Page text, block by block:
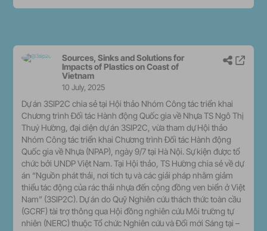
Sources, Sinks and Solutions for
Impacts of Plastics on Coast of
Vietnam
10 July, 2025
Share
Dự án 3SIP2C chia sẻ tại Hội thảo Nhóm Công tác triển khai
Chương trình Đối tác Hành động Quốc gia về Nhựa TS Ngô Thị
Thuý Hường, đại diện dự án 3SIP2C, vừa tham dự Hội thảo
Nhóm Công tác triển khai Chương trình Đối tác Hành động
Quốc gia về Nhựa (NPAP), ngày 9/7 tại Hà Nội. Sự kiện được tổ
chức bởi UNDP Việt Nam. Tại Hội thảo, TS Hường chia sẻ về dự
án “Nguồn phát thải, nơi tích tụ và các giải pháp nhằm giảm
thiểu tác động của rác thải nhựa đến cộng đồng ven biển ở Việt
Nam” (3SIP2C). Dự án do Quỹ Nghiên cứu thách thức toàn cầu
(GCRF) tài trợ thông qua Hội đồng nghiên cứu Môi trường tự
nhiên (NERC) thuộc Tổ chức Nghiên cứu và Đổi mới Sáng tại –